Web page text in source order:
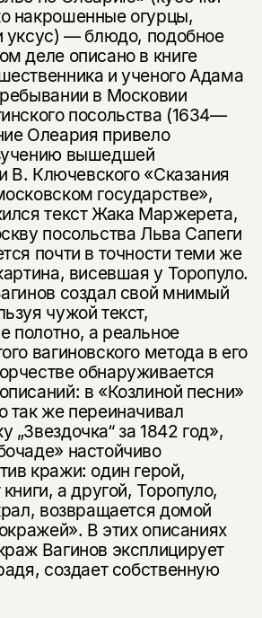
накрошенные огурцы,
уксус) — блюдо, подобное
деле описано в книге
и ученого Адама
в Московии
посольства (1634—
Олеария привело
вышедшей
В. Ключевского «Сказания
государстве»,
текст Жака Маржерета,
посольства Льва Сапеги
почти в точности теми же
висевшая у Торопуло.
создал свой мнимый
чужой текст,
полотно, а реальное
вагиновского метода в его
обнаруживается
в «Козлиной песни»
так же переиначивал
„Звездочка“ за 1842 год»,
настойчиво
кражи: один герой,
а другой, Торопуло,
возвращается домой
В этих описаниях
Вагинов эксплицирует
создает собственную